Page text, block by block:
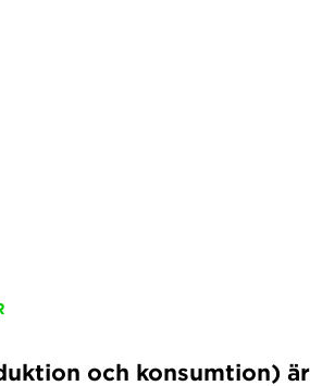
och konsumtion)